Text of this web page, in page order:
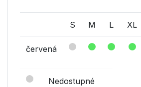
S M L XL
červená
Nedostupné